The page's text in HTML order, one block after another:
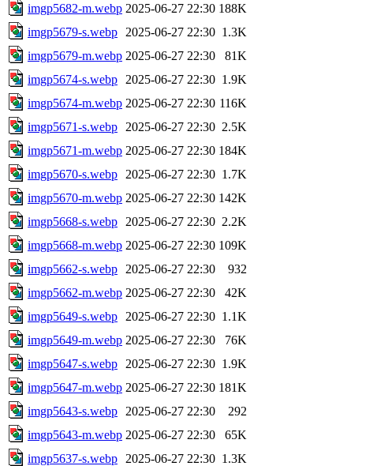
imgp5682-m.webp 2025-06-27 22:30 188K
imgp5679-s.webp
2025-06-27 22:30 1.3K
imgp5679-m.webp 2025-06-27 22:30
81K
imgp5674-s.webp
2025-06-27 22:30 1.9K
imgp5674-m.webp 2025-06-27 22:30 116K
imgp5671-s.webp
2025-06-27 22:30 2.5K
imgp5671-m.webp 2025-06-27 22:30 184K
imgp5670-s.webp
2025-06-27 22:30 1.7K
imgp5670-m.webp 2025-06-27 22:30 142K
imgp5668-s.webp
2025-06-27 22:30 2.2K
imgp5668-m.webp 2025-06-27 22:30 109K
imgp5662-s.webp
2025-06-27 22:30
932
imgp5662-m.webp 2025-06-27 22:30
42K
imgp5649-s.webp
2025-06-27 22:30 1.1K
imgp5649-m.webp 2025-06-27 22:30
76K
imgp5647-s.webp
2025-06-27 22:30 1.9K
imgp5647-m.webp 2025-06-27 22:30 181K
imgp5643-s.webp
2025-06-27 22:30
292
imgp5643-m.webp 2025-06-27 22:30
65K
imgp5637-s.webp
2025-06-27 22:30 1.3K